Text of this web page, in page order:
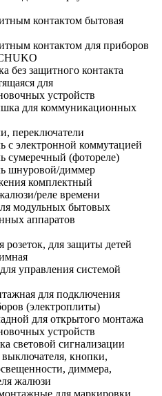
контактом бытовая
контактом для приборов
без защитного контакта
для
устройств
для коммуникационных
переключатели
с электронной коммутацией
сумеречный (фотореле)
шнуровой/диммер
комплектный
реле времени
модульных бытовых
аппаратов
розеток, для защиты детей
управления системой
для подключения
(электроплиты)
для открытого монтажа
устройств
световой сигнализации
кнопки,
диммера,
жалюзи
для маркировки